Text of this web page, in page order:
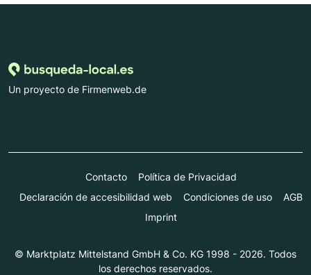
Un proyecto de Firmenweb.de
Contacto
Política de Privacidad
Declaración de accesibilidad web
Condiciones de uso
AGB
Imprint
© Marktplatz Mittelstand GmbH & Co. KG 1998 - 2026. Todos
los derechos reservados.